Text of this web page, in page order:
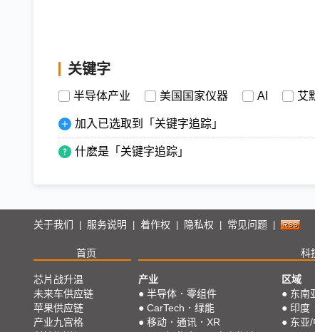
关键字
半导体产业 美国国家仪器 AI 艾
加入已选取到「关键字追踪」
什麽是「关键字追踪」
关于我们 服务说明 着作权 隐私权 常见问题
首页 科
芯片战升温
未来车供应链
苹果供应链
产业九宫格
产业
● 半导体．零组件
● CarTech．绿能
● 移动．通讯．XR
区域
● 东南
● 印度
● 东亚/